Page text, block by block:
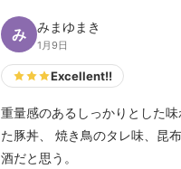
み みまゆまき
1月9日
Excellent!!
重量感のあるしっかりとした
た豚丼、 焼き鳥のタレ味、昆
酒だと思う。